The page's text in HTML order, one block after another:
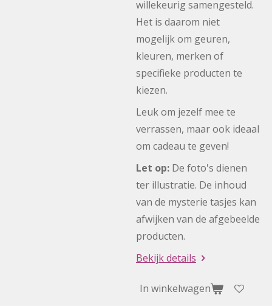
willekeurig samengesteld.
Het is daarom niet
mogelijk om geuren,
kleuren, merken of
specifieke producten te
kiezen.
Leuk om jezelf mee te
verrassen, maar ook ideaal
om cadeau te geven!
Let op: De foto's dienen
ter illustratie. De inhoud
van de mysterie tasjes kan
afwijken van de afgebeelde
producten.
Bekijk details
In winkelwagen